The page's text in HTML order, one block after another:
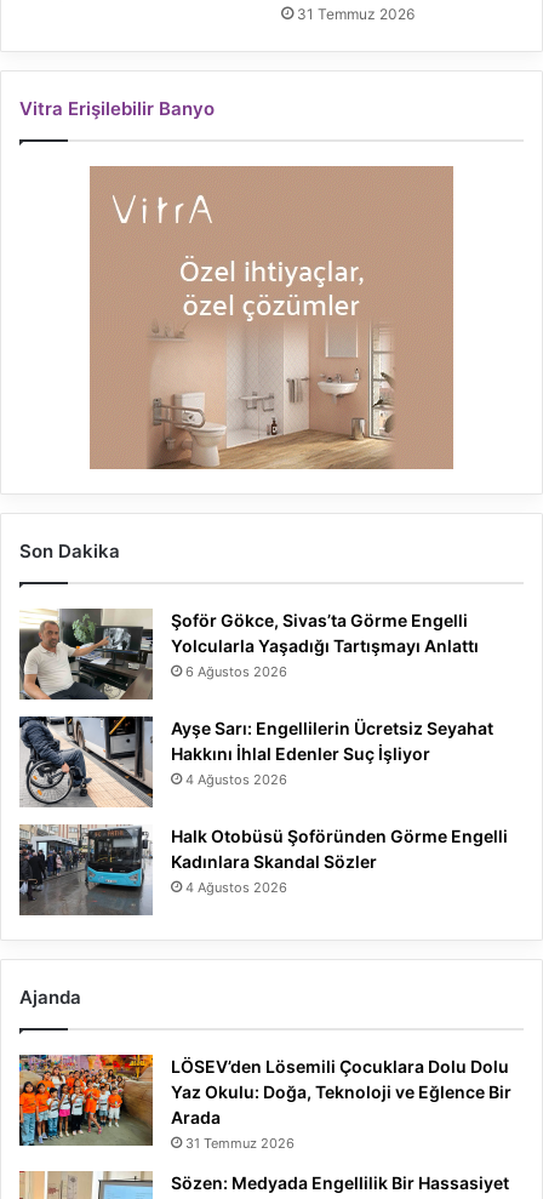
31 Temmuz 2026
Vitra Erişilebilir Banyo
Son Dakika
Şoför Gökce, Sivas’ta Görme Engelli
Yolcularla Yaşadığı Tartışmayı Anlattı
6 Ağustos 2026
Ayşe Sarı: Engellilerin Ücretsiz Seyahat
Hakkını İhlal Edenler Suç İşliyor
4 Ağustos 2026
Halk Otobüsü Şoföründen Görme Engelli
Kadınlara Skandal Sözler
4 Ağustos 2026
Ajanda
LÖSEV’den Lösemili Çocuklara Dolu Dolu
Yaz Okulu: Doğa, Teknoloji ve Eğlence Bir
Arada
31 Temmuz 2026
Sözen: Medyada Engellilik Bir Hassasiyet